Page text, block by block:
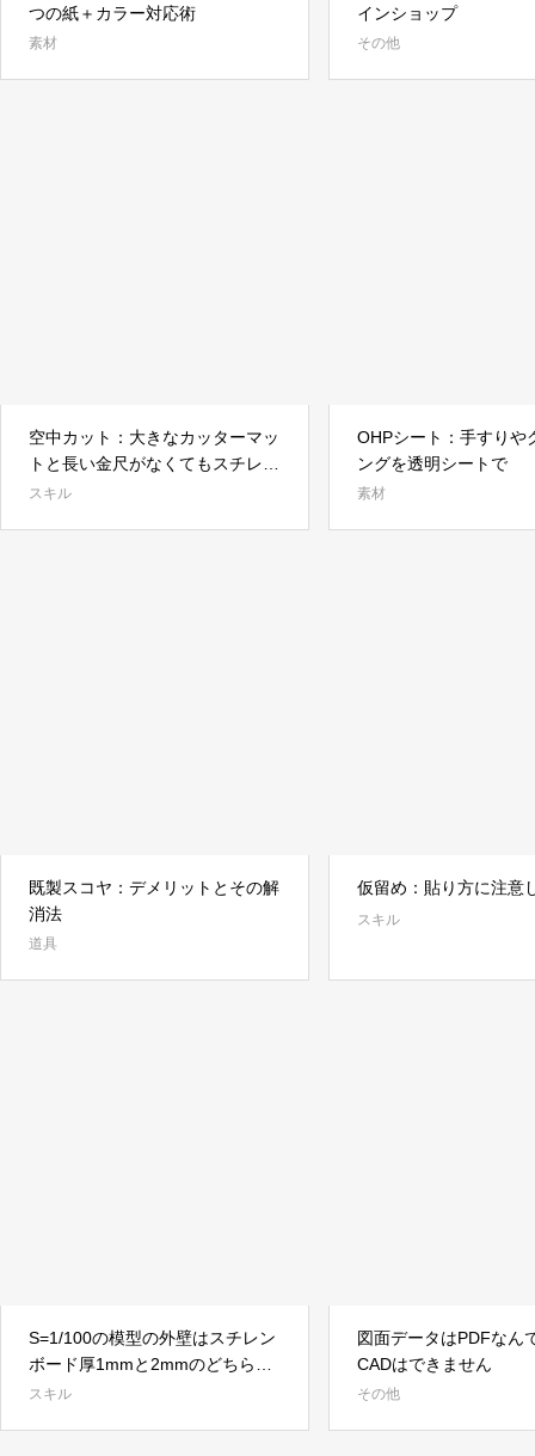
つの紙＋カラー対応術
素材
インショップ
その他
空中カット：大きなカッターマッ
トと長い金尺がなくてもスチレン
ボードを切ることはできます。
スキル
OHPシート：手すりや
ングを透明シートで
素材
既製スコヤ：デメリットとその解
消法
道具
仮留め：貼り方に注意
スキル
S=1/100の模型の外壁はスチレン
ボード厚1mmと2mmのどちらを
選ぶと良いの？
スキル
図面データはPDFなん
CADはできません
その他